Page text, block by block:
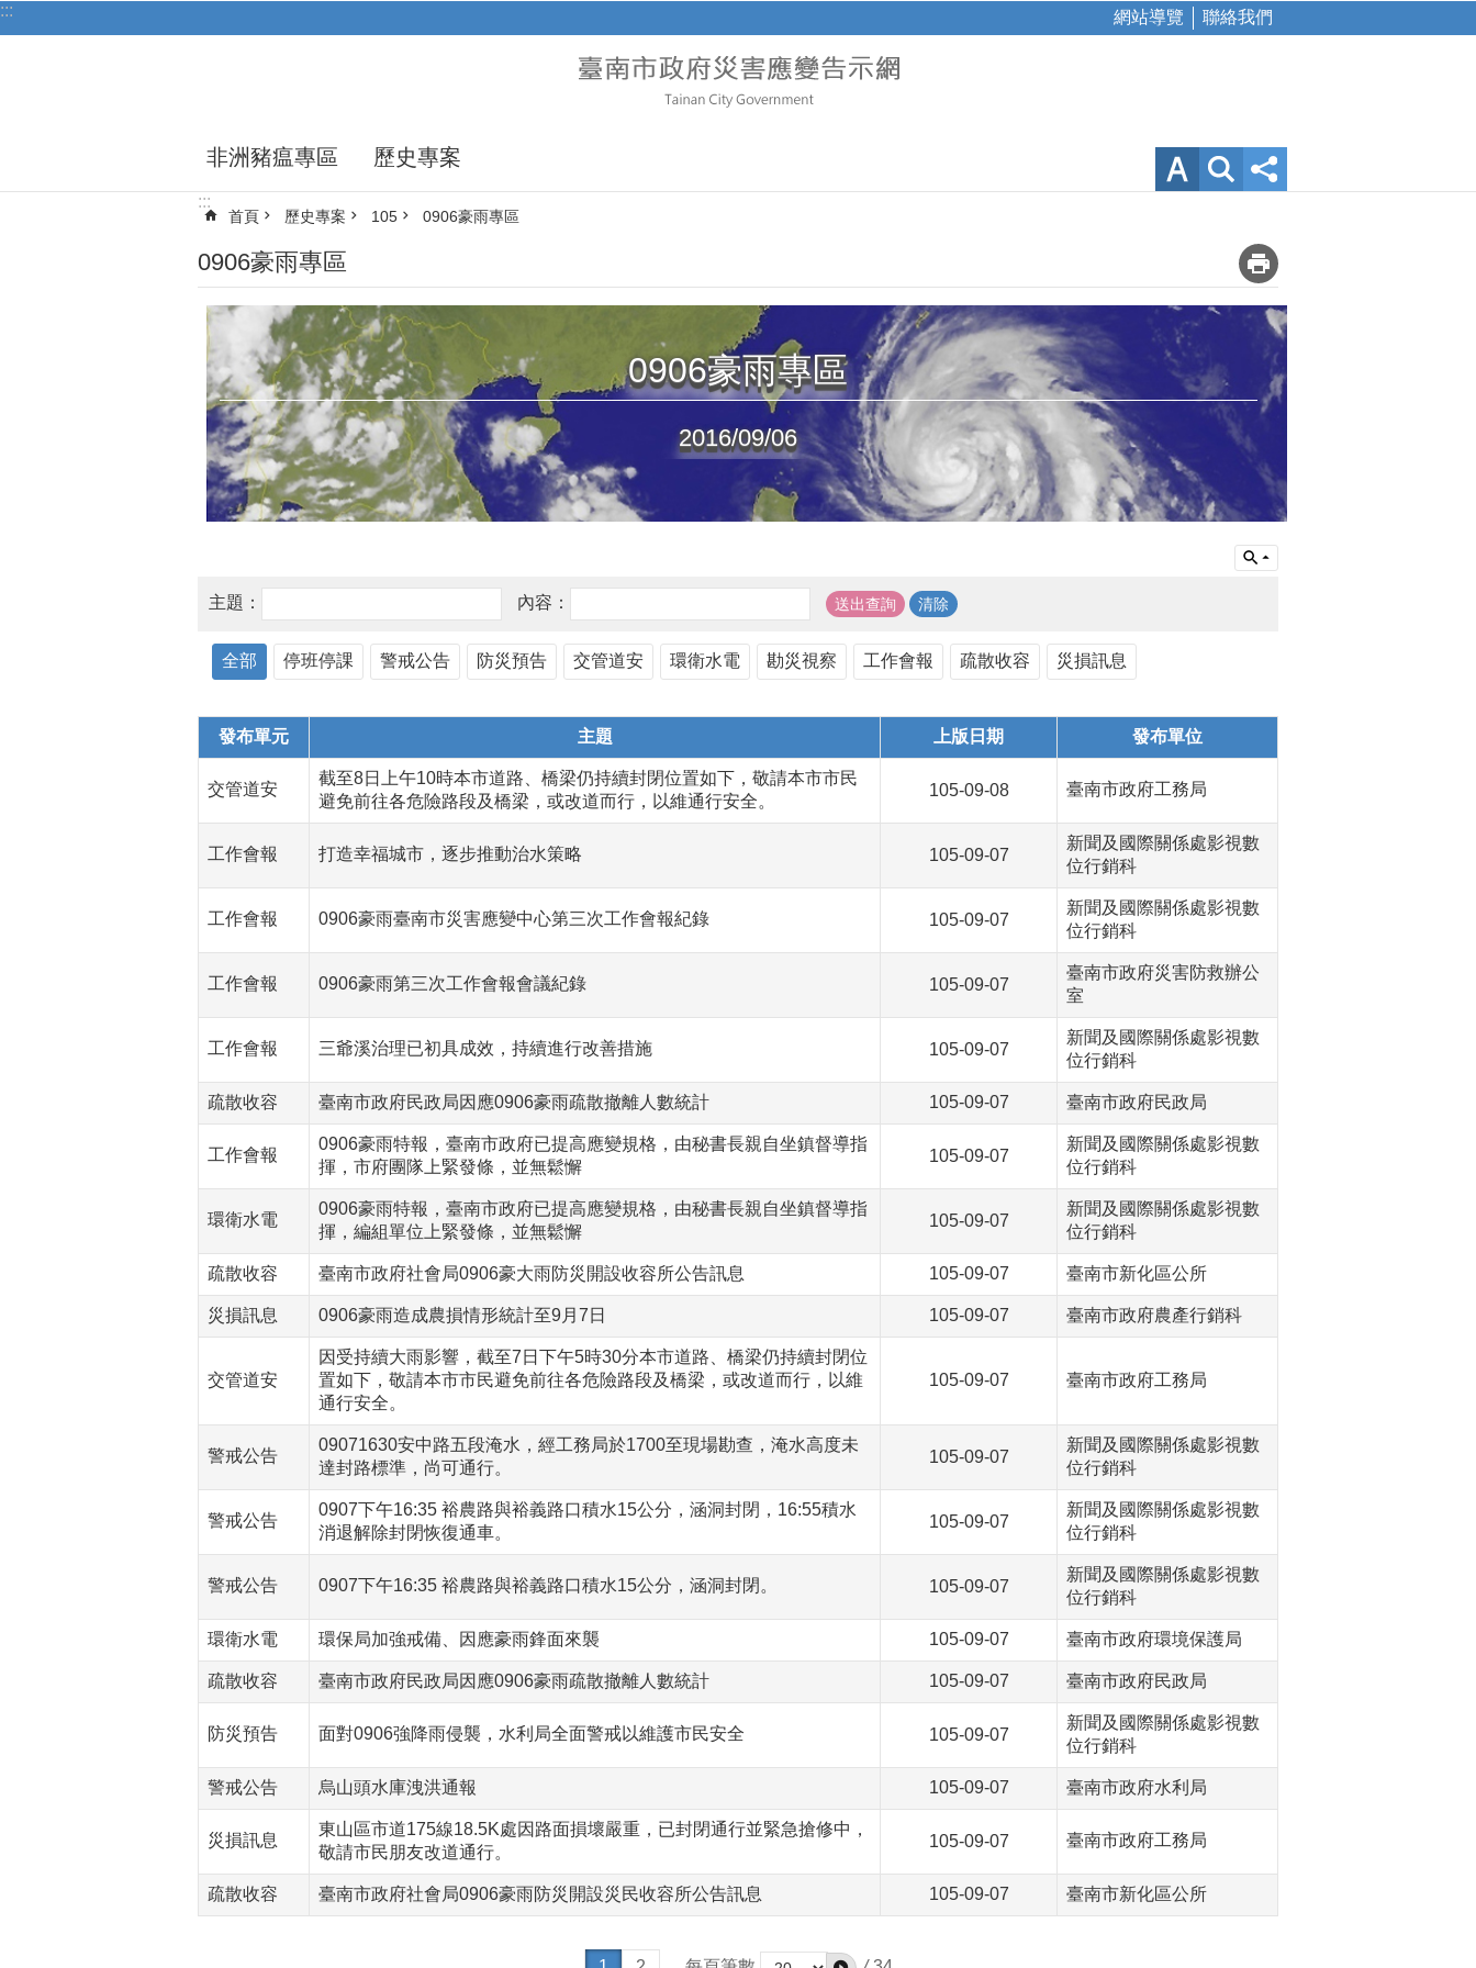
跳到主要內容區塊
::: 網站導覽 聯絡我們
非洲豬瘟專區 歷史專案
:::
首頁 歷史專案 105 0906豪雨專區
0906豪雨專區
0906豪雨專區
2016/09/06
主題： 內容：
全部 停班停課 警戒公告 防災預告 交管道安 環衛水電 勘災視察 工作會報 疏散收容 災損訊息
發布單元 主題 上版日期 發布單位
交管道安
截至8日上午10時本市道路、橋梁仍持續封閉位置如下，敬請本市市民
避免前往各危險路段及橋梁，或改道而行，以維通行安全。
105-09-08 臺南市政府工務局
工作會報 打造幸福城市，逐步推動治水策略 105-09-07
新聞及國際關係處影視數
位行銷科
工作會報 0906豪雨臺南市災害應變中心第三次工作會報紀錄 105-09-07
新聞及國際關係處影視數
位行銷科
工作會報 0906豪雨第三次工作會報會議紀錄 105-09-07
臺南市政府災害防救辦公
室
工作會報 三爺溪治理已初具成效，持續進行改善措施 105-09-07
新聞及國際關係處影視數
位行銷科
疏散收容 臺南市政府民政局因應0906豪雨疏散撤離人數統計 105-09-07 臺南市政府民政局
工作會報
0906豪雨特報，臺南市政府已提高應變規格，由秘書長親自坐鎮督導指
揮，市府團隊上緊發條，並無鬆懈
105-09-07
新聞及國際關係處影視數
位行銷科
環衛水電
0906豪雨特報，臺南市政府已提高應變規格，由秘書長親自坐鎮督導指
揮，編組單位上緊發條，並無鬆懈
105-09-07
新聞及國際關係處影視數
位行銷科
疏散收容 臺南市政府社會局0906豪大雨防災開設收容所公告訊息 105-09-07 臺南市新化區公所
災損訊息 0906豪雨造成農損情形統計至9月7日 105-09-07 臺南市政府農產行銷科
交管道安
因受持續大雨影響，截至7日下午5時30分本市道路、橋梁仍持續封閉位
置如下，敬請本市市民避免前往各危險路段及橋梁，或改道而行，以維
通行安全。
105-09-07 臺南市政府工務局
警戒公告
09071630安中路五段淹水，經工務局於1700至現場勘查，淹水高度未
達封路標準，尚可通行。
105-09-07
新聞及國際關係處影視數
位行銷科
警戒公告
0907下午16:35 裕農路與裕義路口積水15公分，涵洞封閉，16:55積水
消退解除封閉恢復通車。
105-09-07
新聞及國際關係處影視數
位行銷科
警戒公告 0907下午16:35 裕農路與裕義路口積水15公分，涵洞封閉。 105-09-07
新聞及國際關係處影視數
位行銷科
環衛水電 環保局加強戒備、因應豪雨鋒面來襲 105-09-07 臺南市政府環境保護局
疏散收容 臺南市政府民政局因應0906豪雨疏散撤離人數統計 105-09-07 臺南市政府民政局
防災預告 面對0906強降雨侵襲，水利局全面警戒以維護市民安全 105-09-07
新聞及國際關係處影視數
位行銷科
警戒公告 烏山頭水庫洩洪通報 105-09-07 臺南市政府水利局
災損訊息
東山區市道175線18.5K處因路面損壞嚴重，已封閉通行並緊急搶修中，
敬請市民朋友改道通行。
105-09-07 臺南市政府工務局
疏散收容 臺南市政府社會局0906豪雨防災開設災民收容所公告訊息 105-09-07 臺南市新化區公所